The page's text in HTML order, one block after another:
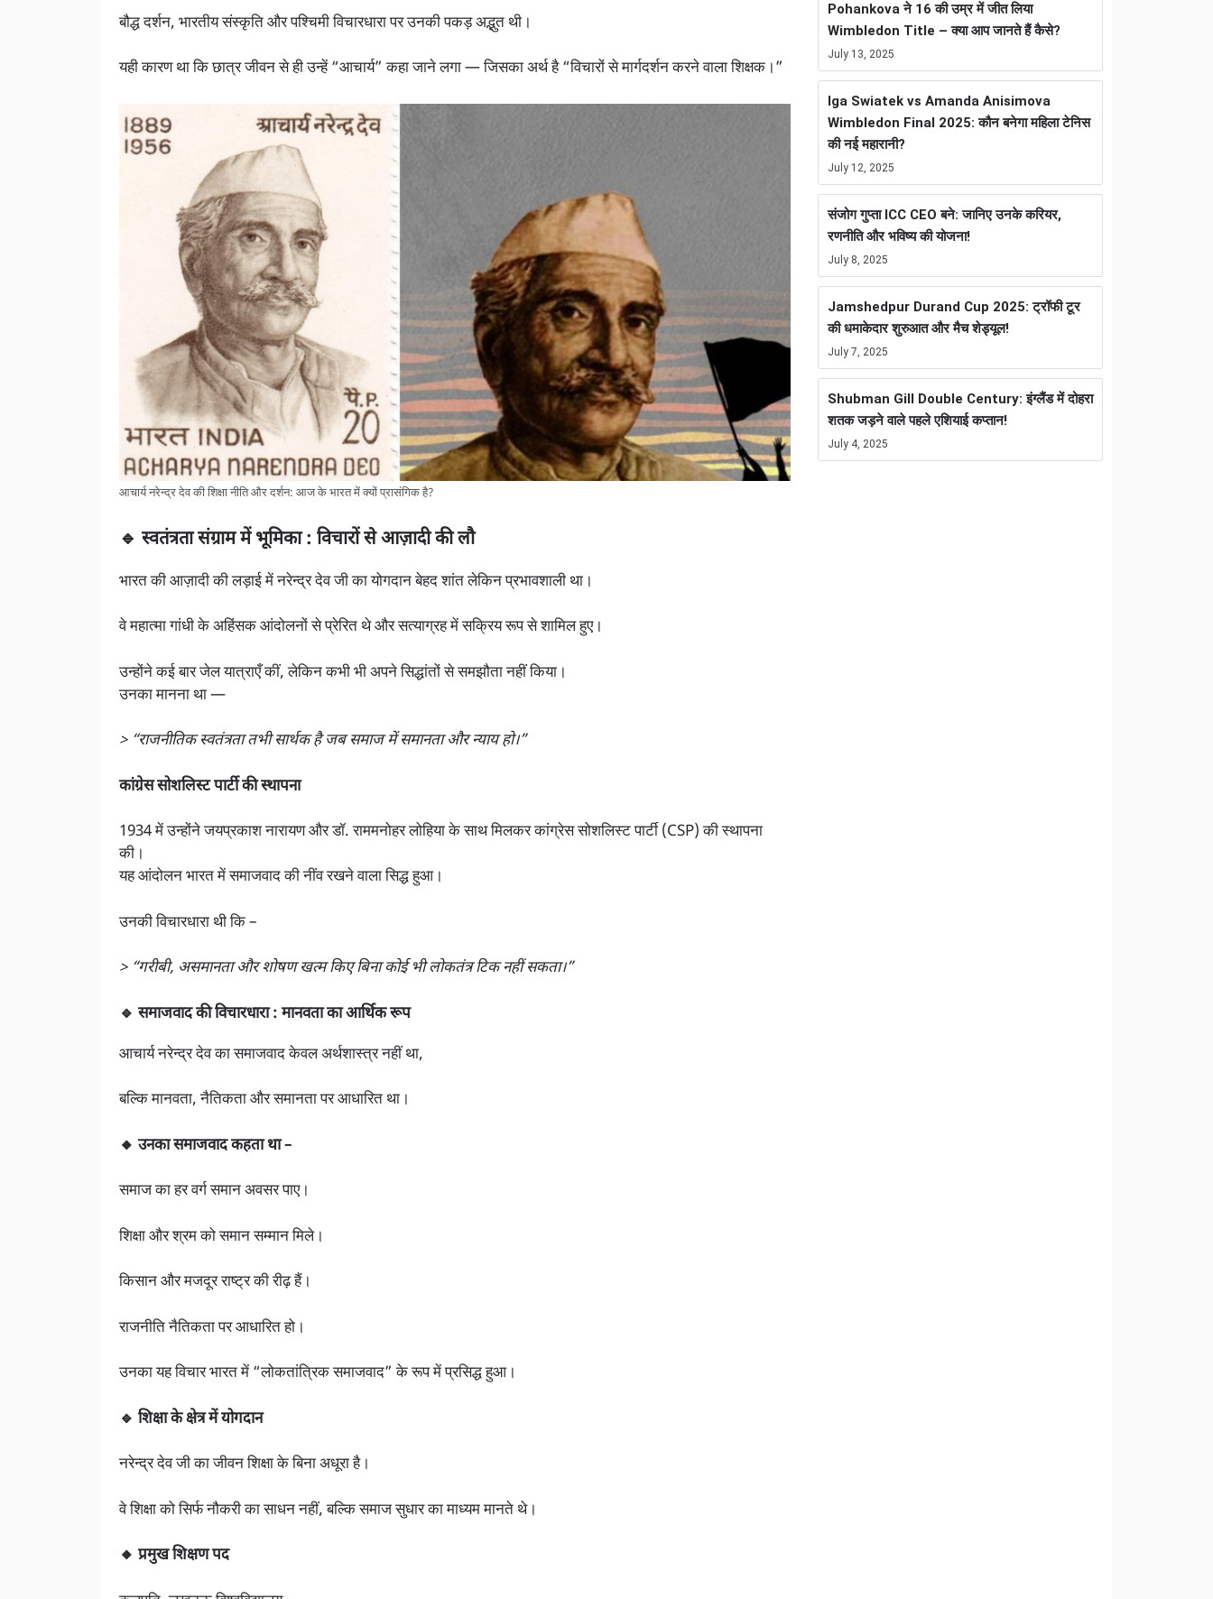
बौद्ध दर्शन, भारतीय संस्कृति और पश्चिमी विचारधारा पर उनकी पकड़ अद्भुत थी।
यही कारण था कि छात्र जीवन से ही उन्हें “आचार्य” कहा जाने लगा — जिसका अर्थ है “विचारों से मार्गदर्शन करने वाला शिक्षक।”
आचार्य नरेन्द्र देव की शिक्षा नीति और दर्शन: आज के भारत में क्यों प्रासंगिक है?
🔹 स्वतंत्रता संग्राम में भूमिका : विचारों से आज़ादी की लौ
भारत की आज़ादी की लड़ाई में नरेन्द्र देव जी का योगदान बेहद शांत लेकिन प्रभावशाली था।
वे महात्मा गांधी के अहिंसक आंदोलनों से प्रेरित थे और सत्याग्रह में सक्रिय रूप से शामिल हुए।
उन्होंने कई बार जेल यात्राएँ कीं, लेकिन कभी भी अपने सिद्धांतों से समझौता नहीं किया।
उनका मानना था —
> “राजनीतिक स्वतंत्रता तभी सार्थक है जब समाज में समानता और न्याय हो।”
कांग्रेस सोशलिस्ट पार्टी की स्थापना
1934 में उन्होंने जयप्रकाश नारायण और डॉ. राममनोहर लोहिया के साथ मिलकर कांग्रेस सोशलिस्ट पार्टी (CSP) की स्थापना
की।
यह आंदोलन भारत में समाजवाद की नींव रखने वाला सिद्ध हुआ।
उनकी विचारधारा थी कि –
> “गरीबी, असमानता और शोषण खत्म किए बिना कोई भी लोकतंत्र टिक नहीं सकता।”
🔹 समाजवाद की विचारधारा : मानवता का आर्थिक रूप
आचार्य नरेन्द्र देव का समाजवाद केवल अर्थशास्त्र नहीं था,
बल्कि मानवता, नैतिकता और समानता पर आधारित था।
🔸 उनका समाजवाद कहता था –
समाज का हर वर्ग समान अवसर पाए।
शिक्षा और श्रम को समान सम्मान मिले।
किसान और मजदूर राष्ट्र की रीढ़ हैं।
राजनीति नैतिकता पर आधारित हो।
उनका यह विचार भारत में “लोकतांत्रिक समाजवाद” के रूप में प्रसिद्ध हुआ।
🔹 शिक्षा के क्षेत्र में योगदान
नरेन्द्र देव जी का जीवन शिक्षा के बिना अधूरा है।
वे शिक्षा को सिर्फ नौकरी का साधन नहीं, बल्कि समाज सुधार का माध्यम मानते थे।
🔸 प्रमुख शिक्षण पद
Pohankova ने 16 की उम्र में जीत लिया
Wimbledon Title – क्या आप जानते हैं कैसे?
July 13, 2025
Iga Swiatek vs Amanda Anisimova
Wimbledon Final 2025: कौन बनेगा महिला टेनिस
की नई महारानी?
July 12, 2025
संजोग गुप्ता ICC CEO बने: जानिए उनके करियर,
रणनीति और भविष्य की योजना!
July 8, 2025
Jamshedpur Durand Cup 2025: ट्रॉफी टूर
की धमाकेदार शुरुआत और मैच शेड्यूल!
July 7, 2025
Shubman Gill Double Century: इंग्लैंड में दोहरा
शतक जड़ने वाले पहले एशियाई कप्तान!
July 4, 2025